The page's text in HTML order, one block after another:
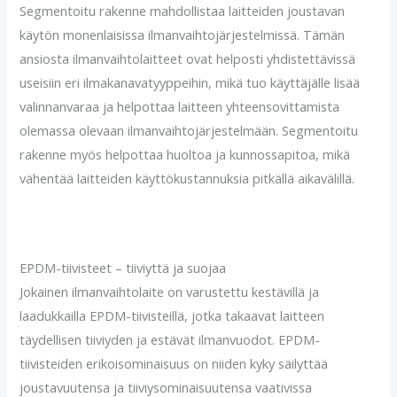
Segmentoitu rakenne mahdollistaa laitteiden joustavan
käytön monenlaisissa ilmanvaihtojärjestelmissä. Tämän
ansiosta ilmanvaihtolaitteet ovat helposti yhdistettävissä
useisiin eri ilmakanavatyyppeihin, mikä tuo käyttäjälle lisää
valinnanvaraa ja helpottaa laitteen yhteensovittamista
olemassa olevaan ilmanvaihtojärjestelmään. Segmentoitu
rakenne myös helpottaa huoltoa ja kunnossapitoa, mikä
vähentää laitteiden käyttökustannuksia pitkällä aikavälillä.
EPDM-tiivisteet – tiiviyttä ja suojaa
Jokainen ilmanvaihtolaite on varustettu kestävillä ja
laadukkailla EPDM-tiivisteillä, jotka takaavat laitteen
täydellisen tiiviyden ja estävät ilmanvuodot. EPDM-
tiivisteiden erikoisominaisuus on niiden kyky säilyttää
joustavuutensa ja tiiviysominaisuutensa vaativissa